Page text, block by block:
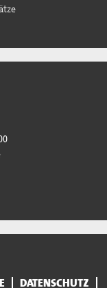
DATENSCHUTZ